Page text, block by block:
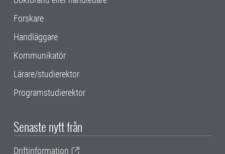
Forskare
Handläggare
Kommunikatör
Lärare/studierektor
Programstudierektor
Senaste nytt från
Driftinformation